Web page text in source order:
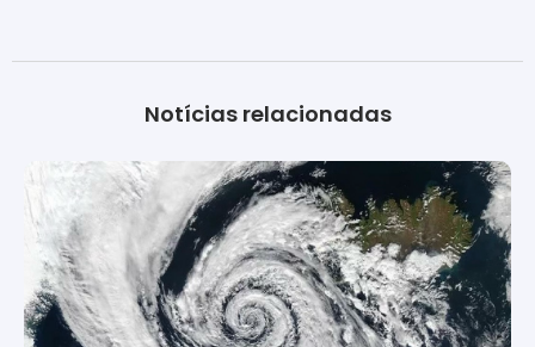
Notícias relacionadas